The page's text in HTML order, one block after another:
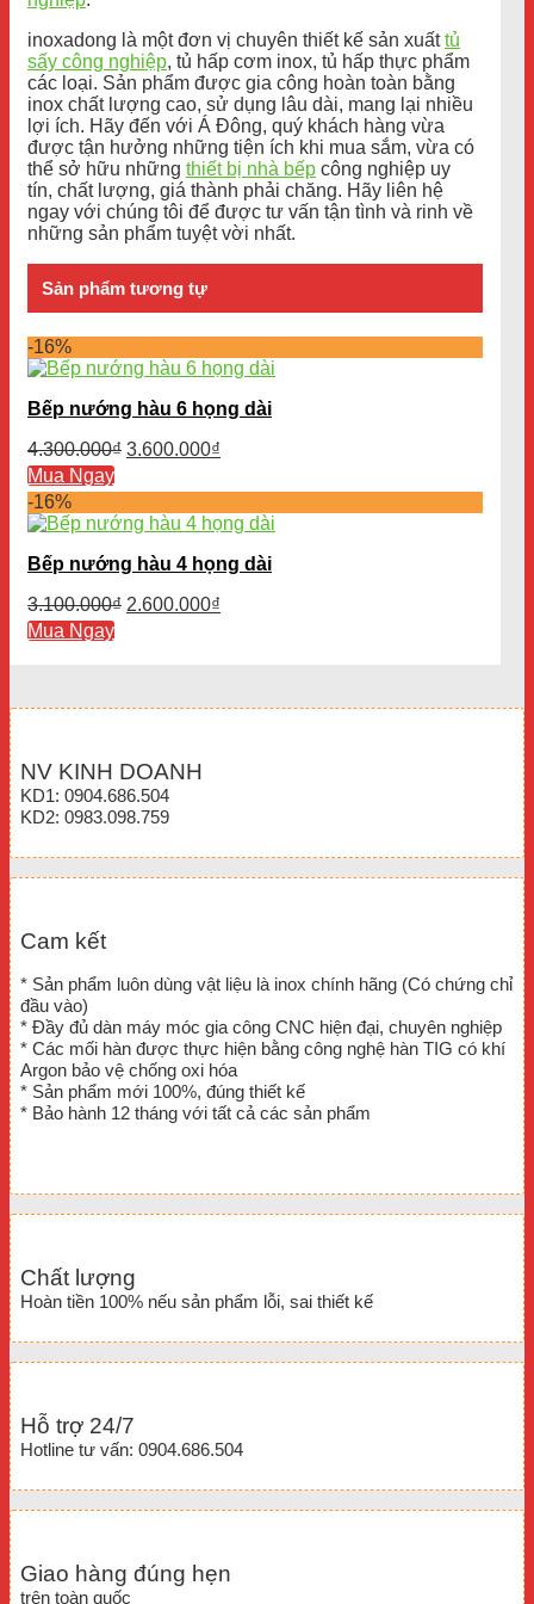
inoxadong là một đơn vị chuyên thiết kế sản xuấttủ
sấy công nghiệp, tủ hấp cơm inox, tủ hấp thực phẩm
các loại. Sản phẩm được gia công hoàn toàn bằng
inox chất lượng cao, sử dụng lâu dài, mang lại nhiều
lợi ích. Hãy đến với Á Đông, quý khách hàng vừa
được tận hưởng những tiện ích khi mua sắm, vừa có
thể sở hữu những thiết bị nhà bếp công nghiệp uy
tín, chất lượng, giá thành phải chăng. Hãy liên hệ
ngay với chúng tôi để được tư vấn tận tình và rinh về
những sản phẩm tuyệt vời nhất.
Sản phẩm tương tự
-16%
Bếp nướng hàu 6 họng dài
4.300.000₫ Giá
là:
4.300.000₫.
3.600.000₫
tại
là:
3.600.000₫.
Mua Ngay
-16%
Bếp nướng hàu 4 họng dài
3.100.000₫ Giá
2.600.000₫
Mua Ngay
NV KINH DOANH
KD1: 0904.686.504
KD2: 0983.098.759
Cam kết
* Sản phẩm luôn dùng vật liệu là inox chính hãng (Có chứng chỉ
đầu vào)
* Đầy đủ dàn máy móc gia công CNC hiện đại, chuyên nghiệp
* Các mối hàn được thực hiện bằng công nghệ hàn TIG có khí
Argon bảo vệ chống oxi hóa
* Sản phẩm mới 100%, đúng thiết kế
* Bảo hành 12 tháng với tất cả các sản phẩm
Chất lượng
Hoàn tiền 100% nếu sản phẩm lỗi, sai thiết kế
Hỗ trợ 24/7
Hotline tư vấn: 0904.686.504
Giao hàng đúng hẹn
trên toàn quốc